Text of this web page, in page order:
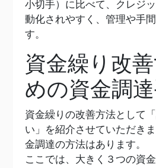
小切手）に比べて、クレジ
動化されやすく、管理や手
す。
資金繰り改
めの資金調
資金繰りの改善方法として
い」を紹介させていただき
金調達の方法はあります。
ここでは、大きく３つの資